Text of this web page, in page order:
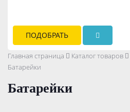
ПОДОБРАТЬ
Главная страница Каталог товаров
Батарейки
Батарейки